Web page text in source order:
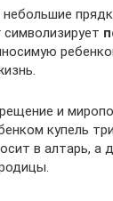
и
купель
в алтарь, а